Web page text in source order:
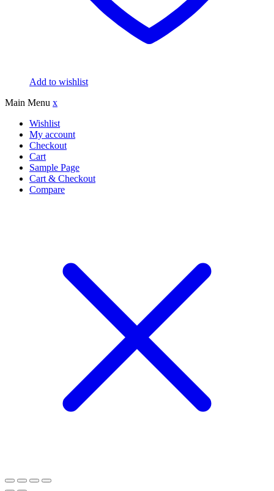
Add to wishlist
Main Menu x
Wishlist
My account
Checkout
Cart
Sample Page
Cart & Checkout
Compare